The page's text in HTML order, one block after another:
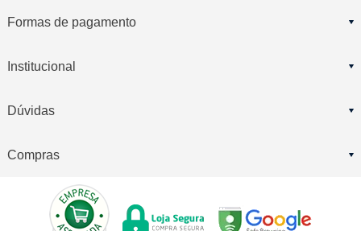
Formas de pagamento
Institucional
Dúvidas
Compras